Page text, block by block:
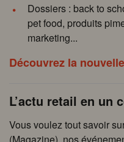
Dossiers : back to
pet food, produits
marketing...
Découvrez la
L’actu retail en un
Vous voulez tout savoir
(Magazine), nos